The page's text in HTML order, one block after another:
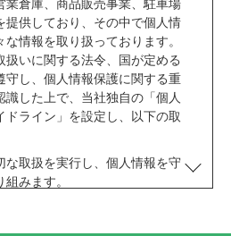
業倉庫、商品販売事業、駐車場
提供しており、その中で個人情
情報を取り扱っております。
扱いに関する法令、国が定める
守し、個人情報保護に関する重
した上で、当社独自の「個人
ドライン」を設定し、以下の取
な取扱を実行し、個人情報を守
みます。